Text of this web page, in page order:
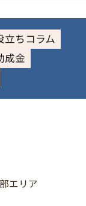
立ちコラム
成金
エリア